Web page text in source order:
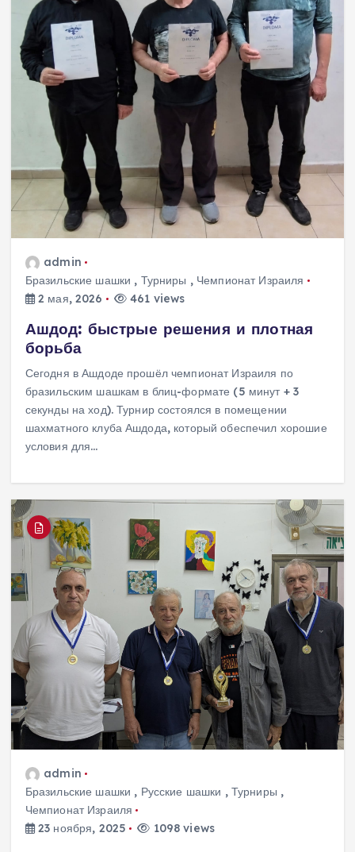
admin
Бразильские шашки , Турниры , Чемпионат Израиля
2 мая, 2026
461 views
Ашдод: быстрые решения и плотная
борьба
Сегодня в Ашдоде прошёл чемпионат Израиля по
бразильским шашкам в блиц-формате (5 минут + 3
секунды на ход). Турнир состоялся в помещении
шахматного клуба Ашдода, который обеспечил хорошие
условия для…
admin
Бразильские шашки , Русские шашки , Турниры ,
Чемпионат Израиля
23 ноября, 2025
1098 views